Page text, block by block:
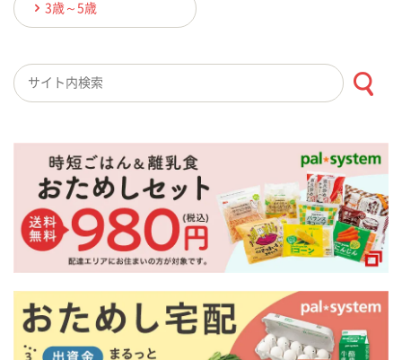
3歳～5歳
検索キーワード入力